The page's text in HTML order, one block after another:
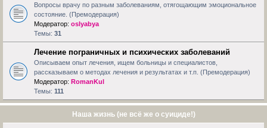
Вопросы врачу по разным заболеваниям, отягощающим эмоциональное
состояние. (Премодерация)
Модератор: oslyabya
Темы: 31
Лечение пограничных и психических заболеваний
Описываем опыт лечения, ищем больницы и специалистов,
рассказываем о методах лечения и результатах и т.п. (Премодерация)
Модератор: RomanKul
Темы: 111
Наша жизнь (не всё же о суициде!)